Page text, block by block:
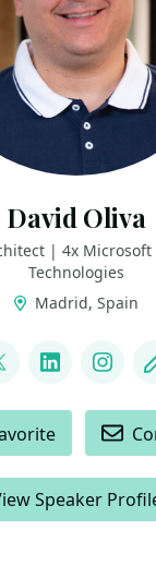
David Oliva
| 4x Microsoft
Technologies
Madrid, Spain
LinkedIn
Speaker